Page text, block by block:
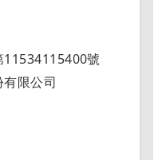
11534115400號
限公司